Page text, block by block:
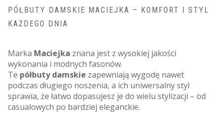
PÓŁBUTY DAMSKIE MACIEJKA – KOMFORT I STYL
KAŻDEGO DNIA
Marka Maciejka znana jest z wysokiej jakości
wykonania i modnych fasonów.
Te półbuty damskie zapewniają wygodę nawet
podczas długiego noszenia, a ich uniwersalny styl
sprawia, że łatwo dopasujesz je do wielu stylizacji – od
casualowych po bardziej eleganckie.